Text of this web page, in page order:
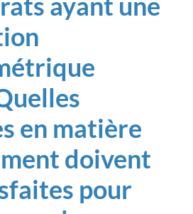
en matière
doivent
pour